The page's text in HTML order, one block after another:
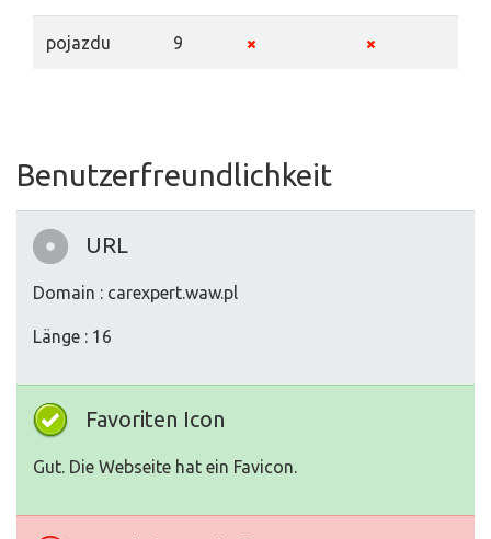
pojazdu 9
Benutzerfreundlichkeit
URL
Domain : carexpert.waw.pl
Länge : 16
Favoriten Icon
Gut. Die Webseite hat ein Favicon.